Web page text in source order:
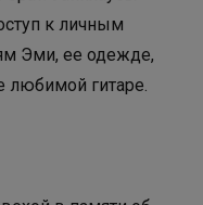
к личным
Эми, ее одежде,
любимой гитаре.